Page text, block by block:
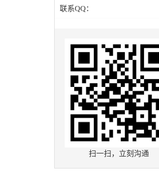
联系QQ：
扫一扫，立刻沟通